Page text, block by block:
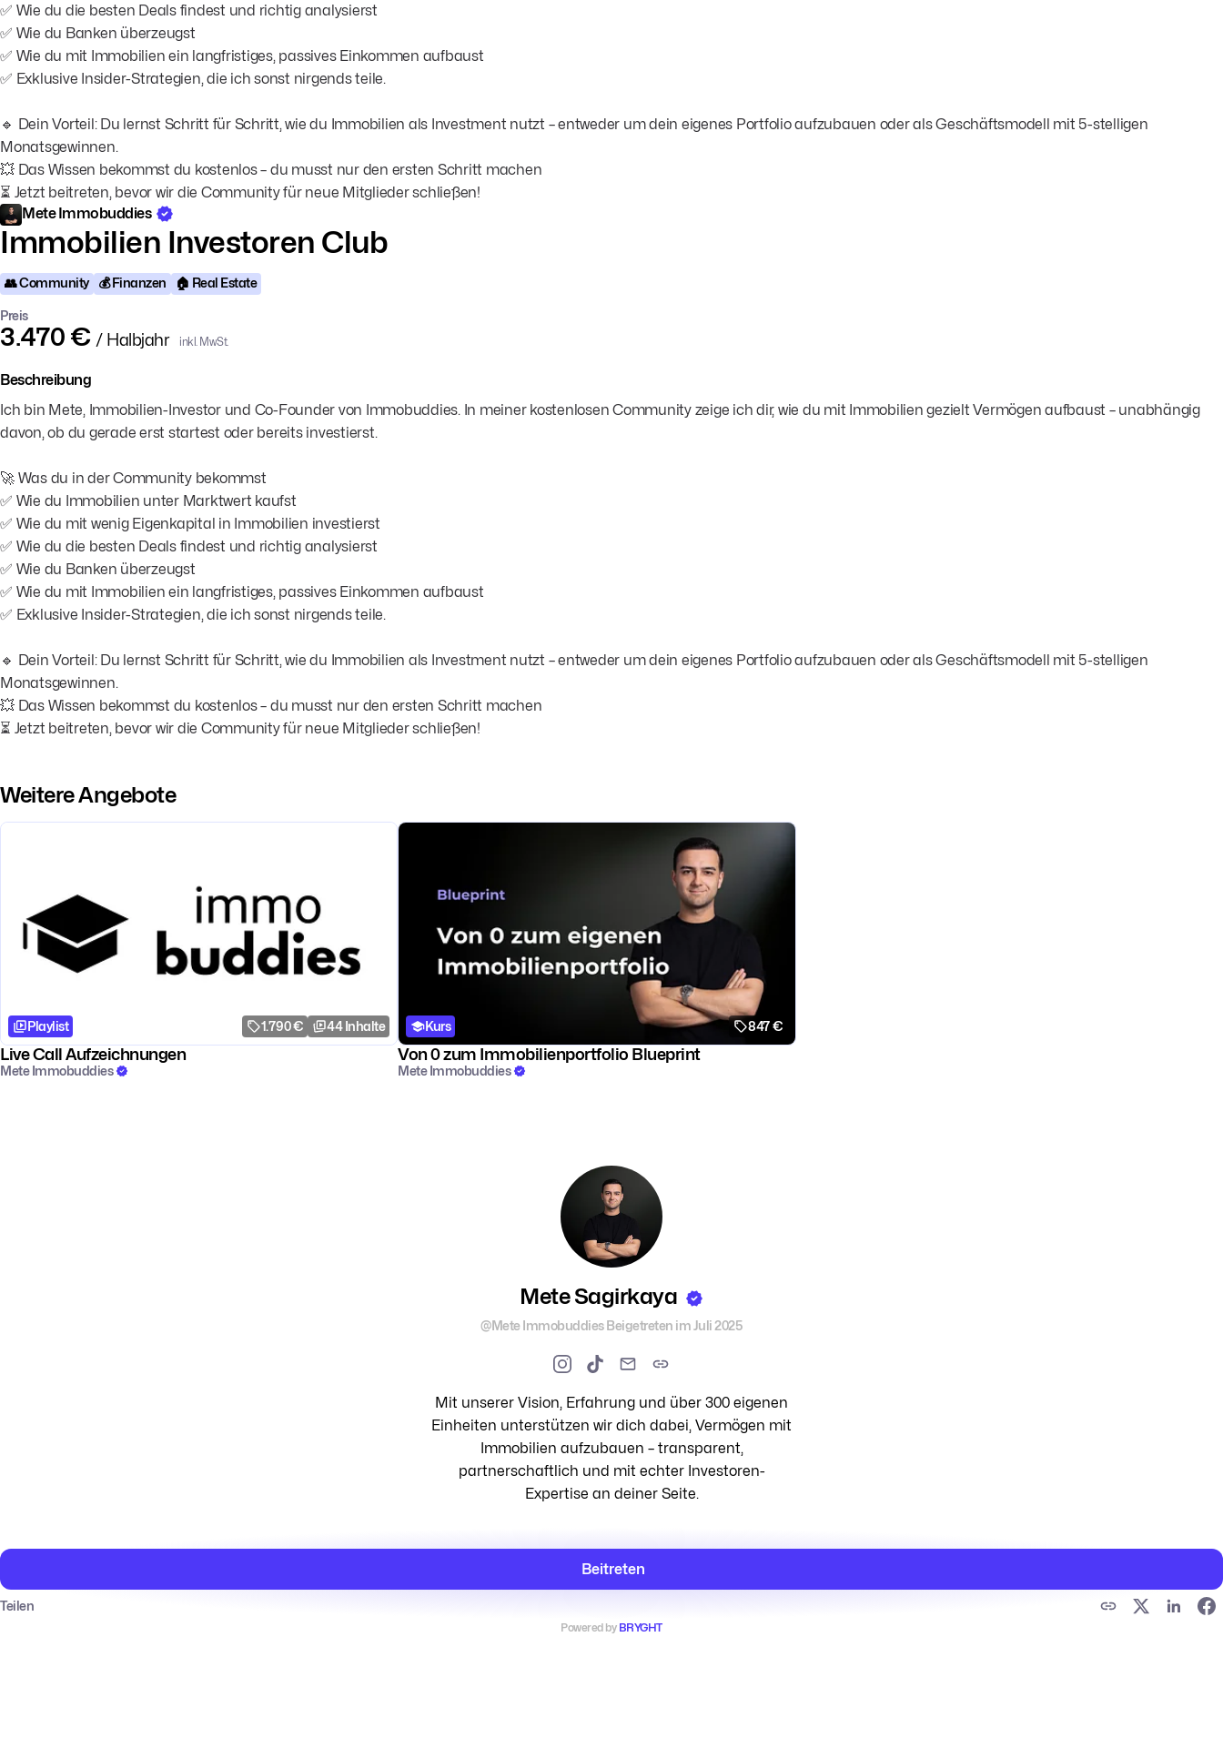
✅ Wie du die besten Deals findest und richtig analysierst
✅ Wie du Banken überzeugst
✅ Wie du mit Immobilien ein langfristiges, passives Einkommen aufbaust
✅ Exklusive Insider-Strategien, die ich sonst nirgends teile.
🔹 Dein Vorteil: Du lernst Schritt für Schritt, wie du Immobilien als Investment nutzt – entweder um dein eigenes Portfolio aufzubauen oder als Geschäftsmodell mit 5-stelligen
Monatsgewinnen.
💥 Das Wissen bekommst du kostenlos – du musst nur den ersten Schritt machen
⏳ Jetzt beitreten, bevor wir die Community für neue Mitglieder schließen!
Mete Immobuddies
Immobilien Investoren Club
👥 Community 💰 Finanzen 🏠 Real Estate
Preis
3.470 € / Halbjahr inkl. MwSt.
Beschreibung
Ich bin Mete, Immobilien-Investor und Co-Founder von Immobuddies. In meiner kostenlosen Community zeige ich dir, wie du mit Immobilien gezielt Vermögen aufbaust – unabhängig
davon, ob du gerade erst startest oder bereits investierst.
🚀 Was du in der Community bekommst
✅ Wie du Immobilien unter Marktwert kaufst
✅ Wie du mit wenig Eigenkapital in Immobilien investierst
✅ Wie du die besten Deals findest und richtig analysierst
✅ Wie du Banken überzeugst
✅ Wie du mit Immobilien ein langfristiges, passives Einkommen aufbaust
✅ Exklusive Insider-Strategien, die ich sonst nirgends teile.
🔹 Dein Vorteil: Du lernst Schritt für Schritt, wie du Immobilien als Investment nutzt – entweder um dein eigenes Portfolio aufzubauen oder als Geschäftsmodell mit 5-stelligen
Monatsgewinnen.
💥 Das Wissen bekommst du kostenlos – du musst nur den ersten Schritt machen
⏳ Jetzt beitreten, bevor wir die Community für neue Mitglieder schließen!
Weitere Angebote
Playlist 1.790 € 44 Inhalte
Live Call Aufzeichnungen
Mete Immobuddies
Kurs 847 €
Von 0 zum Immobilienportfolio Blueprint
Mete Immobuddies
Mete Sagirkaya
@Mete Immobuddies Beigetreten im Juli 2025
Mit unserer Vision, Erfahrung und über 300 eigenen
Einheiten unterstützen wir dich dabei, Vermögen mit
Immobilien aufzubauen – transparent,
partnerschaftlich und mit echter Investoren-
Expertise an deiner Seite.
Beitreten
Teilen
Powered by BRYGHT